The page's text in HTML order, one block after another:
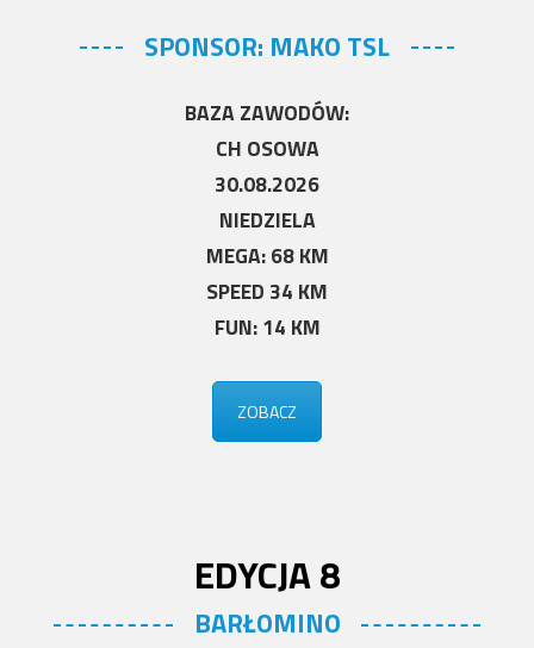
SPONSOR: MAKO TSL
BAZA ZAWODÓW:
CH OSOWA
30.08.2026
NIEDZIELA
MEGA: 68 KM
SPEED 34 KM
FUN: 14 KM
ZOBACZ
EDYCJA 8
BARŁOMINO